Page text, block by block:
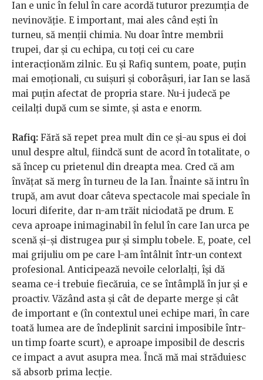
Ian e unic în felul în care acordă tuturor prezumția de
nevinovăție. E important, mai ales când ești în
turneu, să menții chimia. Nu doar între membrii
trupei, dar și cu echipa, cu toți cei cu care
interacționăm zilnic. Eu și Rafiq suntem, poate, puțin
mai emoționali, cu suișuri și coborâșuri, iar Ian se lasă
mai puțin afectat de propria stare. Nu-i judecă pe
ceilalți după cum se simte, și asta e enorm.
Rafiq: Fără să repet prea mult din ce și-au spus ei doi
unul despre altul, fiindcă sunt de acord în totalitate, o
să încep cu prietenul din dreapta mea. Cred că am
învățat să merg în turneu de la Ian. Înainte să intru în
trupă, am avut doar câteva spectacole mai speciale în
locuri diferite, dar n-am trăit niciodată pe drum. E
ceva aproape inimaginabil în felul în care Ian urca pe
scenă și-și distrugea pur și simplu tobele. E, poate, cel
mai grijuliu om pe care l-am întâlnit într-un context
profesional. Anticipează nevoile celorlalți, își dă
seama ce-i trebuie fiecăruia, ce se întâmplă în jur și e
proactiv. Văzând asta și cât de departe merge și cât
de important e (în contextul unei echipe mari, în care
toată lumea are de îndeplinit sarcini imposibile într-
un timp foarte scurt), e aproape imposibil de descris
ce impact a avut asupra mea. Încă mă mai străduiesc
să absorb prima lecție.